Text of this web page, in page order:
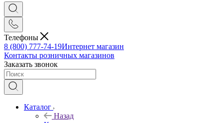
Телефоны
8 (800) 777-74-19Интернет магазин
Контакты розничных магазинов
Заказать звонок
Каталог
Назад